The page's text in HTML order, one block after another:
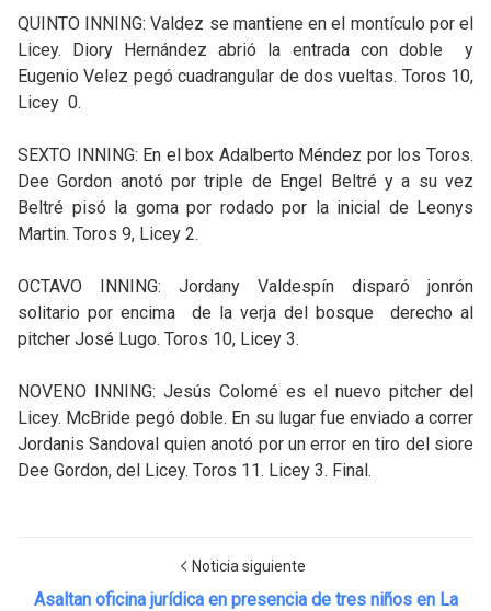
QUINTO INNING: Valdez se mantiene en el montículo por el
Licey. Diory Hernández abrió la entrada con doble y
Eugenio Velez pegó cuadrangular de dos vueltas. Toros 10,
Licey 0.
SEXTO INNING: En el box Adalberto Méndez por los Toros.
Dee Gordon anotó por triple de Engel Beltré y a su vez
Beltré pisó la goma por rodado por la inicial de Leonys
Martin. Toros 9, Licey 2.
OCTAVO INNING: Jordany Valdespín disparó jonrón
solitario por encima de la verja del bosque derecho al
pitcher José Lugo. Toros 10, Licey 3.
NOVENO INNING: Jesús Colomé es el nuevo pitcher del
Licey. McBride pegó doble. En su lugar fue enviado a correr
Jordanis Sandoval quien anotó por un error en tiro del siore
Dee Gordon, del Licey. Toros 11. Licey 3. Final.
Noticia siguiente
Asaltan oficina jurídica en presencia de tres niños en La